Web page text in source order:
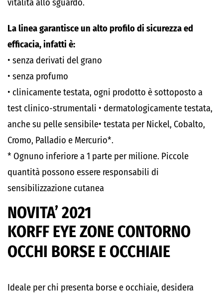
vitalità allo sguardo.
La linea garantisce un alto profilo di sicurezza ed
efficacia, infatti è:
• senza derivati del grano
• senza profumo
• clinicamente testata, ogni prodotto è sottoposto a
test clinico-strumentali • dermatologicamente testata,
anche su pelle sensibile• testata per Nickel, Cobalto,
Cromo, Palladio e Mercurio*.
* Ognuno inferiore a 1 parte per milione. Piccole
quantità possono essere responsabili di
sensibilizzazione cutanea
NOVITA’ 2021
KORFF EYE ZONE CONTORNO
OCCHI BORSE E OCCHIAIE
Ideale per chi presenta borse e occhiaie, desidera